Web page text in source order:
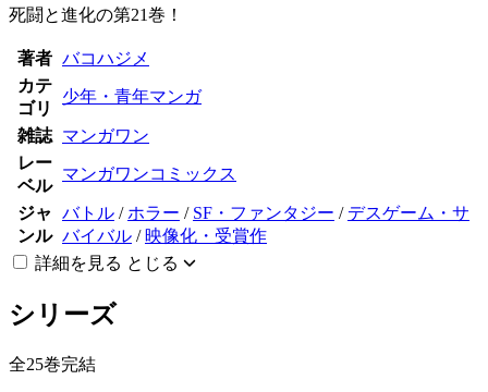
死闘と進化の第21巻！
著者 バコハジメ
カテ
ゴリ
少年・青年マンガ
雑誌 マンガワン
レー
ベル
マンガワンコミックス
ジャ
ンル
バトル / ホラー / SF・ファンタジー / デスゲーム・サ
バイバル / 映像化・受賞作
詳細を見る とじる
シリーズ
全25巻完結